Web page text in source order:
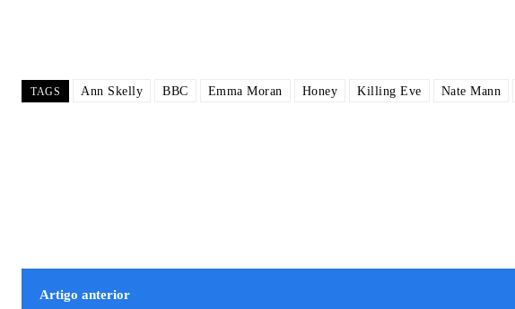
TAGS Ann Skelly BBC Emma Moran Honey Killing Eve Nate Mann
Artigo anterior